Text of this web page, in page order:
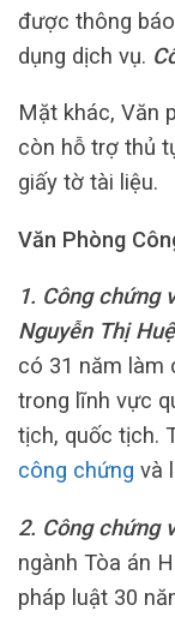
được thông
dụng dịch vụ.
Mặt khác, Văn
còn hỗ trợ thủ
giấy tờ tài liệu.
Văn Phòng
1. Công chứng
Nguyễn Thị
có 31 năm làm
trong lĩnh vực
tịch, quốc tịch.
công chứng và
2. Công chứng
ngành Tòa án
pháp luật 30